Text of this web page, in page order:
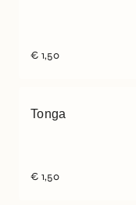
€ 1,50
Tonga
€ 1,50